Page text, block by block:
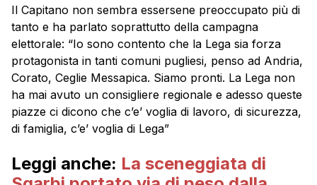
Il Capitano non sembra essersene preoccupato più di
tanto e ha parlato soprattutto della campagna
elettorale: “Io sono contento che la Lega sia forza
protagonista in tanti comuni pugliesi, penso ad Andria,
Corato, Ceglie Messapica. Siamo pronti. La Lega non
ha mai avuto un consigliere regionale e adesso queste
piazze ci dicono che c’e’ voglia di lavoro, di sicurezza,
di famiglia, c’e’ voglia di Lega”
Leggi anche: La sceneggiata di